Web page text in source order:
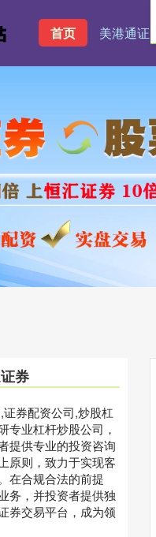
首页 美港通证
券
券配资公司,炒股杠
业杠杆炒股公司，
提供专业的投资咨询
原则，致力于实现客
在合规合法的前提
务，并投资者提供独
券交易平台，成为领